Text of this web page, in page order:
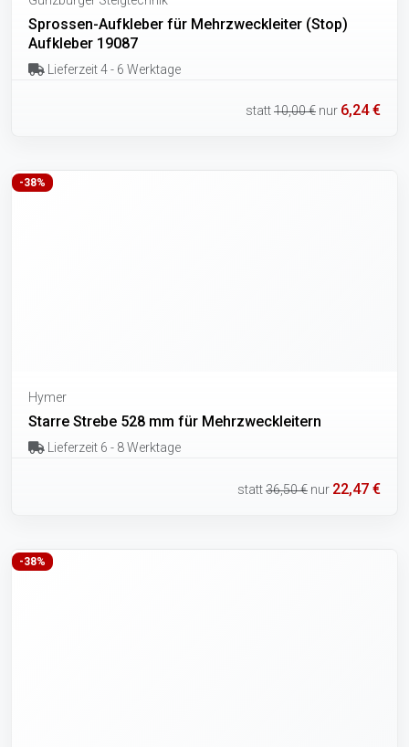
Sprossen-Aufkleber für Mehrzweckleiter (Stop)
Aufkleber 19087
Lieferzeit 4 - 6 Werktage
statt10,00 € nur 6,24 €
-38%
Hymer
Starre Strebe 528 mm für Mehrzweckleitern
Lieferzeit 6 - 8 Werktage
statt36,50 € nur 22,47 €
-38%